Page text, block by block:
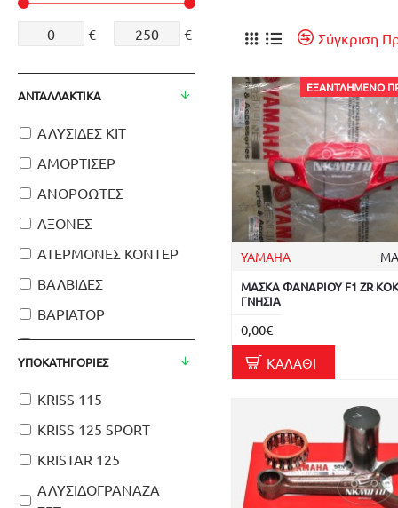
€ €
ΥΠΟΚΑΤΗΓΟΡΊΕΣ
KRISS 115
KRISS 125 SPORT
KRISTAR 125
ΑΛΥΣΙΔΟΓΡΑΝΑΖΑ
ΑΝΤΑΛΛΑΚΤΙΚΑ
ΑΛΥΣΙΔΕΣ ΚΙΤ
ΑΜΟΡΤΙΣΕΡ
ΑΝΟΡΘΩΤΕΣ
ΑΞΟΝΕΣ
ΑΤΕΡΜΟΝΕΣ ΚΟΝΤΕΡ
ΒΑΛΒΙΔΕΣ
ΒΑΡΙΑΤΟΡ
ΒΑΣΕΙΣ
ΓΡΑΝΑΖΙΕΡΕΣ
ΔΙΑΚΟΠΤΕΣ
ΔΙΣΚΟΙ ΣΥΜΠΛΕΚΤΗ
ΔΙΣΚΟΠΛΑΚΕΣ
Σύγκριση
ΕΞΑΝΤΛΗΜΈΝΟ
YAMAHA
ΜΑΣΚΑ ΦΑΝΑΡΙΟΥ F1 ZR
ΓΝΗΣΙΑ
0,00€
ΚΑΛΆΘΙ